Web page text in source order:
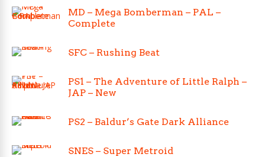
MD – Mega Bomberman – PAL –
Complete
SFC – Rushing Beat
PS1 – The Adventure of Little Ralph –
JAP – New
PS2 – Baldur’s Gate Dark Alliance
SNES – Super Metroid